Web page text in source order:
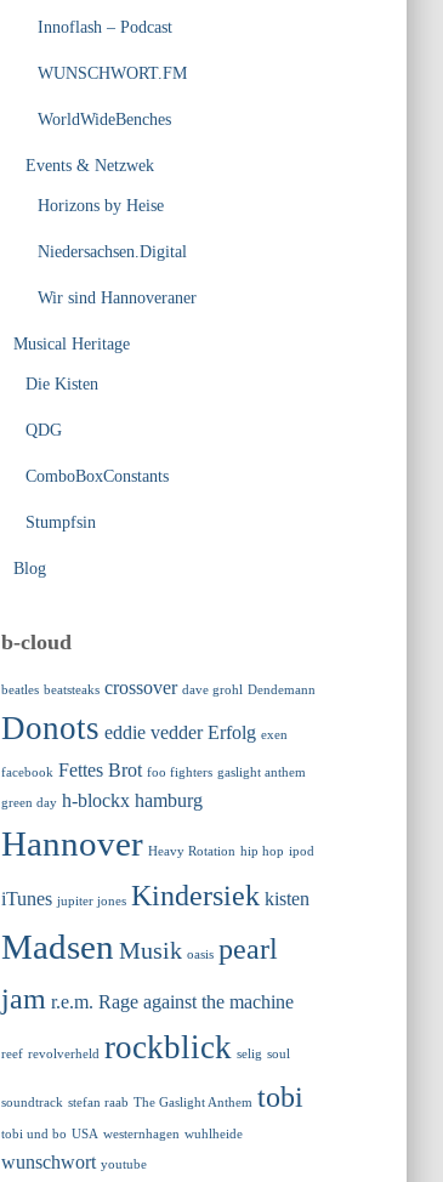
Innoflash – Podcast
WUNSCHWORT.FM
WorldWideBenches
Events & Netzwek
Horizons by Heise
Niedersachsen.Digital
Wir sind Hannoveraner
Musical Heritage
Die Kisten
QDG
ComboBoxConstants
Stumpfsin
Blog
b-cloud
beatles beatsteaks crossover dave grohl Dendemann
Donots eddie vedder Erfolg exen
facebook Fettes Brot foo fighters gaslight anthem
green day h-blockx hamburg
Hannover Heavy Rotation hip hop ipod
iTunes jupiter jones Kindersiek kisten
Madsen Musik oasis pearl
jam r.e.m. Rage against the machine
reef revolverheld rockblick selig soul
soundtrack stefan raab The Gaslight Anthem tobi
tobi und bo USA westernhagen wuhlheide
wunschwort youtube